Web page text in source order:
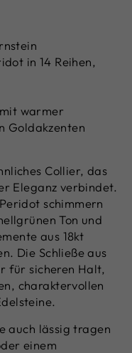
in 14 Reihen,
warmer
Goldakzenten
Collier, das
Eleganz verbindet.
schimmern
Ton und
aus 18kt
Die Schließe aus
für sicheren Halt,
charaktervollen
auch lässig tragen
einem